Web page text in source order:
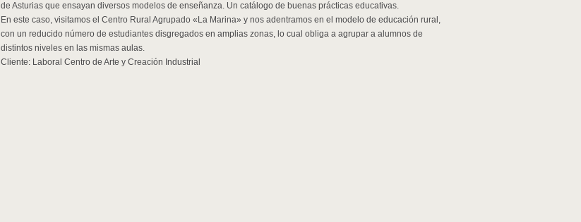
de Asturias que ensayan diversos modelos de enseñanza. Un catálogo de buenas prácticas educativas.
En este caso, visitamos el Centro Rural Agrupado «La Marina» y nos adentramos en el modelo de educación rural,
con un reducido número de estudiantes disgregados en amplias zonas, lo cual obliga a agrupar a alumnos de
distintos niveles en las mismas aulas.
Cliente: Laboral Centro de Arte y Creación Industrial